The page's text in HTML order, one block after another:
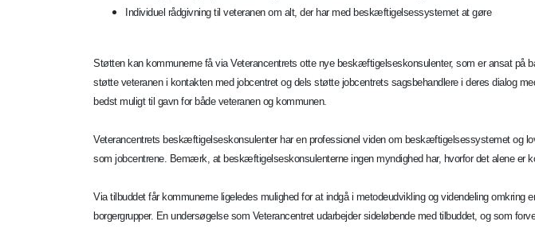
Individuel rådgivning til veteranen om alt, der har med beskæftigelsessystemet at gøre
Støtten kan kommunerne få via Veterancentrets otte nye beskæftigelseskonsulenter, som er ansat
støtte veteranen i kontakten med jobcentret og dels støtte jobcentrets sagsbehandlere i deres dialog
bedst muligt til gavn for både veteranen og kommunen.
Veterancentrets beskæftigelseskonsulenter har en professionel viden om beskæftigelsessystemet og
som jobcentrene. Bemærk, at beskæftigelseskonsulenterne ingen myndighed har, hvorfor det alene er
Via tilbuddet får kommunerne ligeledes mulighed for at indgå i metodeudvikling og videndeling
borgergrupper. En undersøgelse som Veterancentret udarbejder sideløbende med tilbuddet, og som